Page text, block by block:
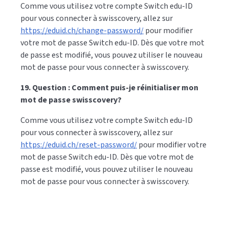
Comme vous utilisez votre compte Switch edu-ID
pour vous connecter à swisscovery, allez sur
https://eduid.ch/change-password/pour modifier
votre mot de passe Switch edu-ID. Dès que votre mot
de passe est modifié, vous pouvez utiliser le nouveau
mot de passe pour vous connecter à swisscovery.
19. Question : Comment puis-je réinitialiser mon
mot de passe swisscovery?
Comme vous utilisez votre compte Switch edu-ID
pour vous connecter à swisscovery, allez sur
https://eduid.ch/reset-password/pour modifier votre
mot de passe Switch edu-ID. Dès que votre mot de
passe est modifié, vous pouvez utiliser le nouveau
mot de passe pour vous connecter à swisscovery.